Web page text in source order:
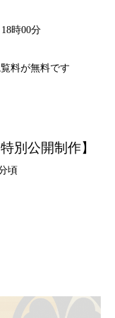
時00分
料が無料です
別公開制作】
頃